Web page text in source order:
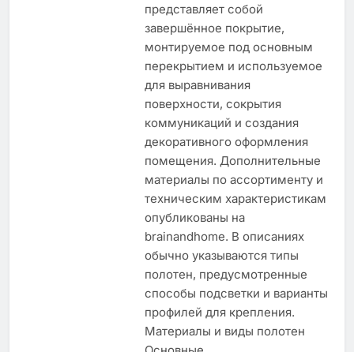
представляет собой
завершённое покрытие,
монтируемое под основным
перекрытием и используемое
для выравнивания
поверхности, сокрытия
коммуникаций и создания
декоративного оформления
помещения. Дополнительные
материалы по ассортименту и
техническим характеристикам
опубликованы на
brainandhome. В описаниях
обычно указываются типы
полотен, предусмотренные
способы подсветки и варианты
профилей для крепления.
Материалы и виды полотен